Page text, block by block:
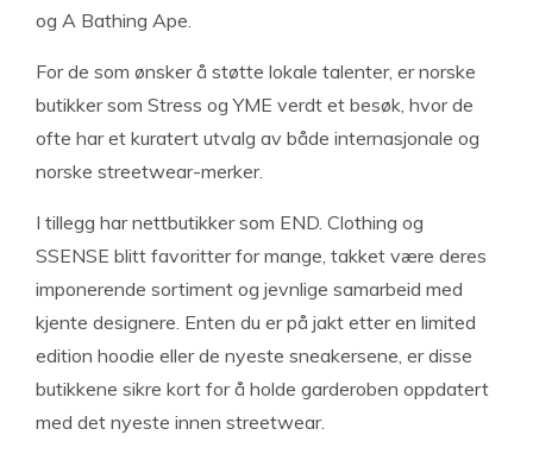
og A Bathing Ape.
For de som ønsker å støtte lokale talenter, er norske
butikker som Stress og YME verdt et besøk, hvor de
ofte har et kuratert utvalg av både internasjonale og
norske streetwear-merker.
I tillegg har nettbutikker som END. Clothing og
SSENSE blitt favoritter for mange, takket være deres
imponerende sortiment og jevnlige samarbeid med
kjente designere. Enten du er på jakt etter en limited
edition hoodie eller de nyeste sneakersene, er disse
butikkene sikre kort for å holde garderoben oppdatert
med det nyeste innen streetwear.